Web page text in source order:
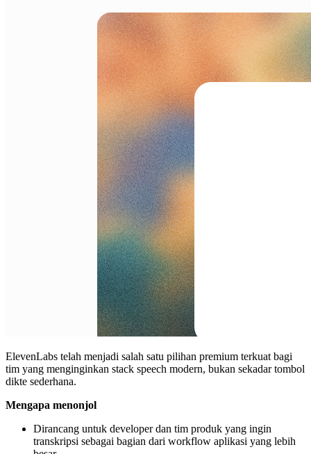
ElevenLabs telah menjadi salah satu pilihan premium terkuat bagi
tim yang menginginkan stack speech modern, bukan sekadar tombol
dikte sederhana.
Mengapa menonjol
Dirancang untuk developer dan tim produk yang ingin
transkripsi sebagai bagian dari workflow aplikasi yang lebih